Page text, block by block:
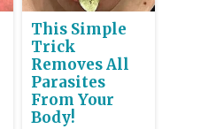
This Simple
Trick
Removes All
Parasites
From Your
Body!